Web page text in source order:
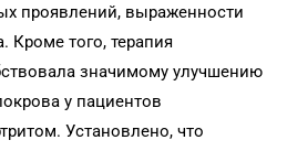
проявлений, выраженности
Кроме того, терапия
значимому улучшению
у пациентов
Установлено, что